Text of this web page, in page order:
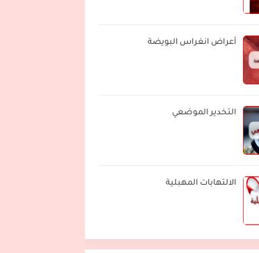
أعراض انغراس البويضة
التخدير الموضعي
الالتهابات المهبلية